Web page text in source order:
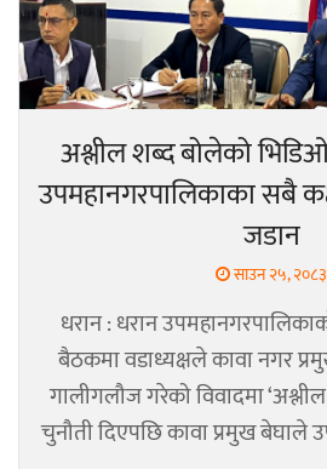
अश्लील शब्द बोलेको
उपमहानगरपालिकाका सबै
जडान
साउन २५, २०८३
धरान : धरान
बैठकमा वडाध्यक्षले कावा नगर
गालीगलौज गरेको विवादमा ‘अश्लील
चुनौती दिएपछि कावा प्रमुख बेघाले